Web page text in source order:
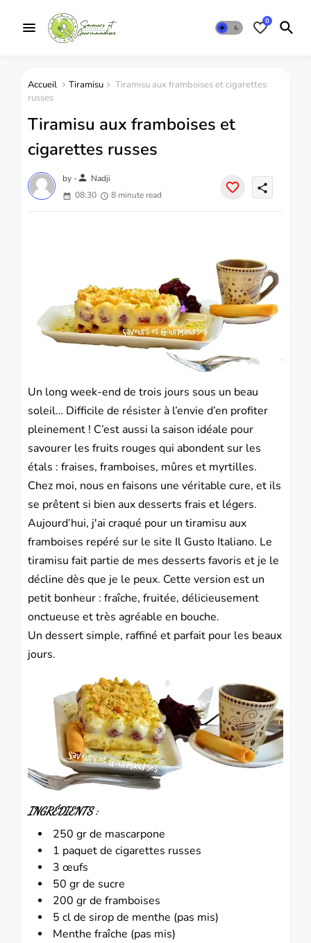
0
Accueil Tiramisu
Tiramisu aux framboises et cigarettes
russes
Tiramisu aux framboises et
cigarettes russes
by -person Nadji
08:30
8 minute read
share
Un long week-end de trois jours sous un beau
soleil… Difficile de résister à l’envie d’en profiter
pleinement ! C’est aussi la saison idéale pour
savourer les fruits rouges qui abondent sur les
étals : fraises, framboises, mûres et myrtilles.
Chez moi, nous en faisons une véritable cure, et ils
se prêtent si bien auxdesserts frais et légers.
Aujourd’hui, j'ai craqué pour un tiramisu aux
framboises repéré sur le site Il Gusto Italiano. Le
tiramisu fait partie de mes desserts favoris et je le
décline dès que je le peux. Cette version est un
petit bonheur : fraîche, fruitée, délicieusement
onctueuse et très agréable en bouche.
Un dessert simple, raffiné et parfait pour les beaux
jours.
INGRÉDIENTS :
250 gr de mascarpone
1 paquet de cigarettes russes
3 œufs
50 gr de sucre
200 gr de framboises
5 cl de sirop de menthe (pas mis)
Menthe fraîche (pas mis)